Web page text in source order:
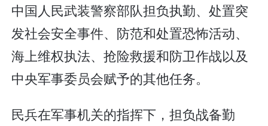
中国人民武装警察部队担负执勤、处置突
发社会安全事件、防范和处置恐怖活动、
海上维权执法、抢险救援和防卫作战以及
中央军事委员会赋予的其他任务。
民兵在军事机关的指挥下，担负战备勤